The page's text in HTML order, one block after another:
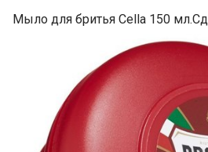
Мыло для бритья Cella 150